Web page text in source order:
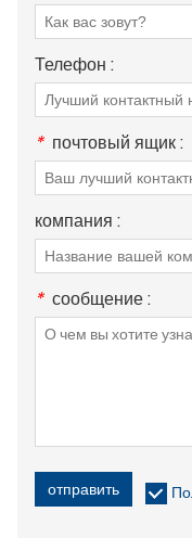
Телефон :
* почтовый ящик :
компания :
* сообщение :
отправить